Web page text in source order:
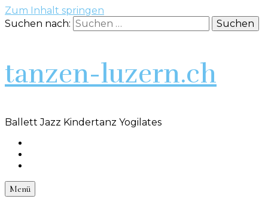
Zum Inhalt springen
Suchen nach:
tanzen-luzern.ch
Ballett Jazz Kindertanz Yogilates
Menü